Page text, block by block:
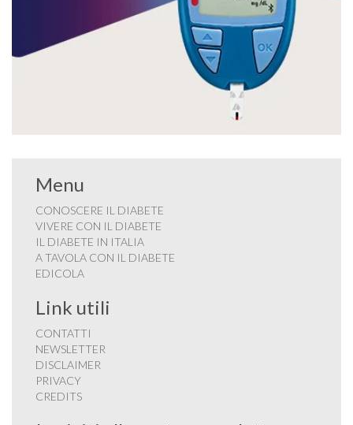
Menu
CONOSCERE IL DIABETE
VIVERE CON IL DIABETE
IL DIABETE IN ITALIA
A TAVOLA CON IL DIABETE
EDICOLA
Link utili
CONTATTI
NEWSLETTER
DISCLAIMER
PRIVACY
CREDITS